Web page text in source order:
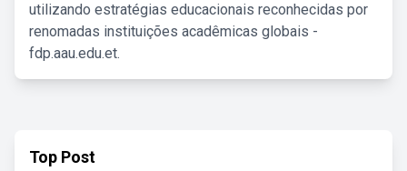
utilizando estratégias educacionais reconhecidas por
renomadas instituições acadêmicas globais -
fdp.aau.edu.et.
Top Post